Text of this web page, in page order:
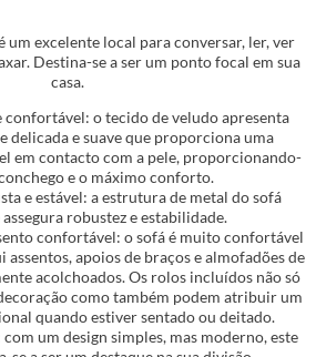
um excelente local para conversar, ler, ver
Destina-se a ser um ponto focal em sua
casa.
confortável: o tecido de veludo apresenta
delicada e suave que proporciona uma
em contacto com a pele, proporcionando-
e o máximo conforto.
e estável: a estrutura de metal do sofá
robustez e estabilidade.
confortável: o sofá é muito confortável
assentos, apoios de braços e almofadões de
acolchoados. Os rolos incluídos não só
como também podem atribuir um
quando estiver sentado ou deitado.
um design simples, mas moderno, este